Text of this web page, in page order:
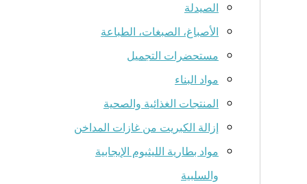
الصيدلة
الأصباغ، الصبغات، الطباعة
مستحضرات التجميل
مواد البناء
المنتجات الغذائية والصحية
إزالة الكبريت من غازات المداخن
مواد بطارية الليثيوم الإيجابية
والسلبية